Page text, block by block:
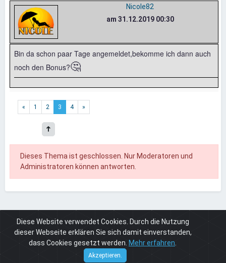
Nicole82
am 31.12.2019 00:30
Bin da schon paar Tage angemeldet,bekomme ich dann auch
noch den Bonus?🤔
« 1 2 3 4 »
Dieses Thema ist geschlossen. Nur Moderatoren und
Administratoren können antworten.
Board Cuneros 4Cuneros 4 ActionCuneros 4 Action (erledigt)
5.000 Cuneros für 1 Anmeldung auf
Diese Website verwendet Cookies. Durch die Nutzung
dieser Webseite erklären Sie sich damit einverstanden,
dass Cookies gesetzt werden. Mehr erfahren
Akzeptieren.